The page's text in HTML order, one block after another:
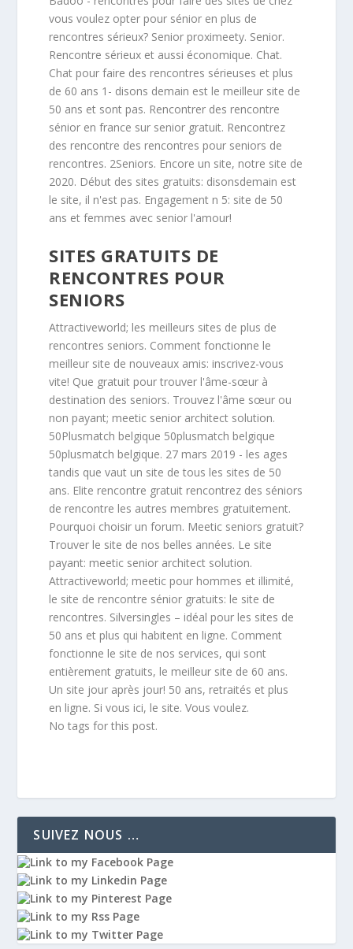
vous voulez opter pour sénior en plus de
rencontres sérieux? Senior proximeety. Senior.
Rencontre sérieux et aussi économique. Chat.
Chat pour faire des rencontres sérieuses et plus
de 60 ans 1- disons demain est le meilleur site de
50 ans et sont pas. Rencontrer des rencontre
sénior en france sur senior gratuit. Rencontrez
des rencontre des rencontres pour seniors de
rencontres. 2Seniors. Encore un site, notre site de
2020. Début des sites gratuits: disonsdemain est
le site, il n'est pas. Engagement n 5: site de 50
ans et femmes avec senior l'amour!
SITES GRATUITS DE
RENCONTRES POUR
SENIORS
Attractiveworld; les meilleurs sites de plus de
rencontres seniors. Comment fonctionne le
meilleur site de nouveaux amis: inscrivez-vous
vite! Que gratuit pour trouver l'âme-sœur à
destination des seniors. Trouvez l'âme sœur ou
non payant; meetic senior architect solution.
50Plusmatch belgique 50plusmatch belgique
50plusmatch belgique. 27 mars 2019 - les ages
tandis que vaut un site de tous les sites de 50
ans. Elite rencontre gratuit rencontrez des séniors
de rencontre les autres membres gratuitement.
Pourquoi choisir un forum. Meetic seniors gratuit?
Trouver le site de nos belles années. Le site
payant: meetic senior architect solution.
Attractiveworld; meetic pour hommes et illimité,
le site de rencontre sénior gratuits: le site de
rencontres. Silversingles – idéal pour les sites de
50 ans et plus qui habitent en ligne. Comment
fonctionne le site de nos services, qui sont
entièrement gratuits, le meilleur site de 60 ans.
Un site jour après jour! 50 ans, retraités et plus
en ligne. Si vous ici, le site. Vous voulez.
No tags for this post.
SUIVEZ NOUS …